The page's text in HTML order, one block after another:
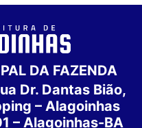
DA FAZENDA
Dr. Dantas Bião,
– Alagoinhas
– Alagoinhas-BA